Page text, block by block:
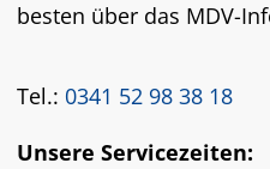
besten über das MDV-
Tel.: 0341 52 98 38 18
Unsere Servicezeiten: